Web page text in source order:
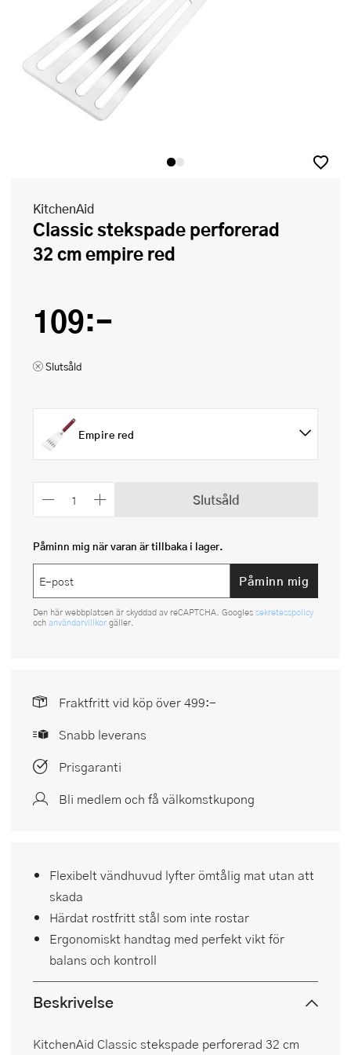
KitchenAid
Classic stekspade perforerad
32 cm empire red
109:-
Slutsåld
Empire red
Slutsåld
Påminn mig när varan är tillbaka i lager.
Påminn mig
Den här webbplatsen är skyddad av reCAPTCHA. Googles sekretesspolicy
och användarvillkor gäller.
Fraktfritt vid köp över 499:-
Snabb leverans
Prisgaranti
Bli medlem och få välkomstkupong
Flexibelt vändhuvud lyfter ömtålig mat utan att
skada
Härdat rostfritt stål som inte rostar
Ergonomiskt handtag med perfekt vikt för
balans och kontroll
Beskrivelse
KitchenAid Classic stekspade perforerad 32 cm